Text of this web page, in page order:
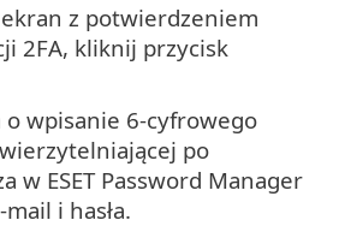
z potwierdzeniem
2FA, kliknij przycisk
o wpisanie 6-cyfrowego
po
w ESET Password Manager
i hasła.